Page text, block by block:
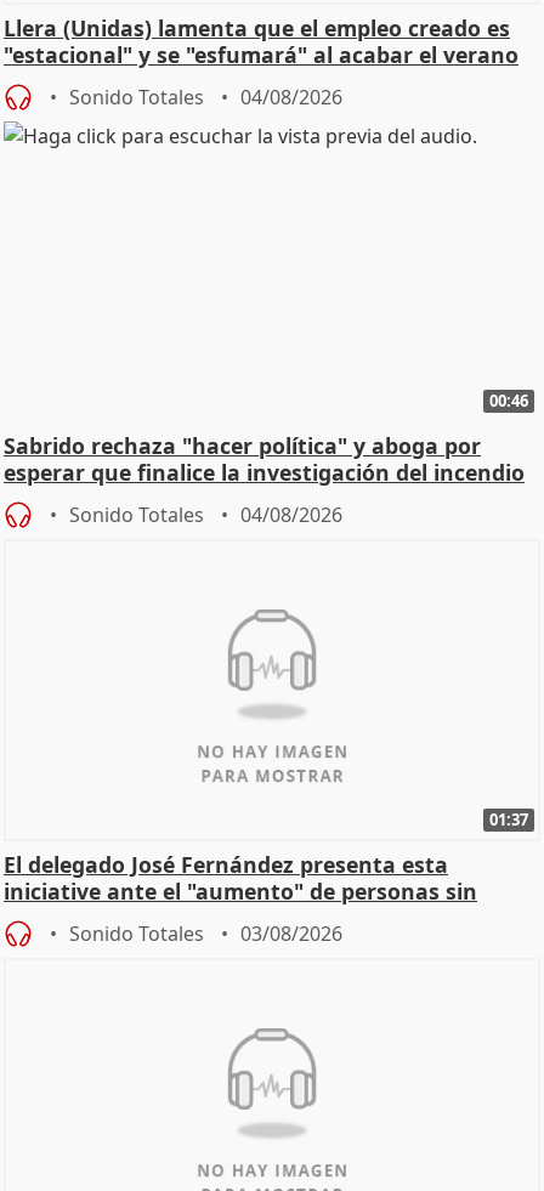
Llera (Unidas) lamenta que el empleo creado es
"estacional" y se "esfumará" al acabar el verano
Sonido Totales 04/08/2026
00:46
Sabrido rechaza "hacer política" y aboga por
esperar que finalice la investigación del incendio
Sonido Totales 04/08/2026
01:37
El delegado José Fernández presenta esta
iniciative ante el "aumento" de personas sin
hogar en Madri
Sonido Totales 03/08/2026